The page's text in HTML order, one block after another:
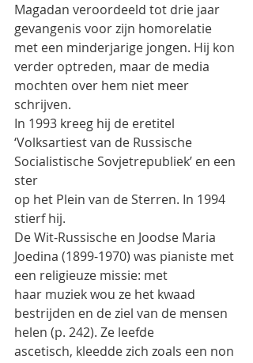
Magadan veroordeeld tot drie jaar
gevangenis voor zijn homorelatie
met een minderjarige jongen. Hij kon
verder optreden, maar de media
mochten over hem niet meer
schrijven.
In 1993 kreeg hij de eretitel
‘Volksartiest van de Russische
Socialistische Sovjetrepubliek’ en een
ster
op het Plein van de Sterren. In 1994
stierf hij.
De Wit-Russische en Joodse Maria
Joedina (1899-1970) was pianiste met
een religieuze missie: met
haar muziek wou ze het kwaad
bestrijden en de ziel van de mensen
helen (p. 242). Ze leefde
ascetisch, kleedde zich zoals een non